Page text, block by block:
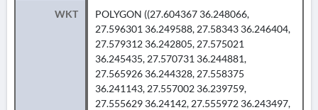
WKT
POLYGON ((27.604367 36.248066,
27.596301 36.249588, 27.58343 36.246404,
27.579312 36.242805, 27.575021
36.245435, 27.570731 36.244881,
27.565926 36.244328, 27.558375
36.241143, 27.557002 36.239759,
27.555629 36.24142, 27.555972 36.243497,